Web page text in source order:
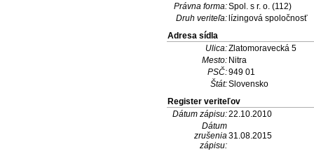
Právna forma:Spol. s r. o. (112)
Druh veriteľa: lízingová spoločnosť
Adresa sídla
Ulica:Zlatomoravecká 5
Mesto: Nitra
PSČ:949 01
Štát:Slovensko
Register veriteľov
Dátum zápisu:22.10.2010
Dátum
zrušenia
zápisu:
31.08.2015